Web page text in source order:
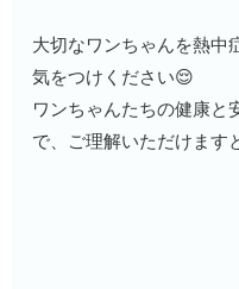
大切なワンちゃんを熱中
気をつけください😌
ワンちゃんたちの健康と
で、ご理解いただけます